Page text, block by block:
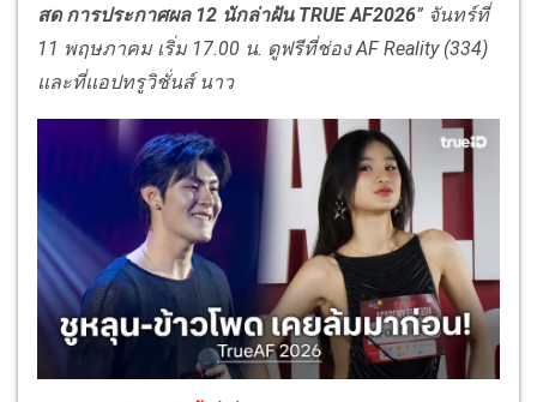
สด การประกาศผล 12 นักล่าฝัน TRUE AF2026” จันทร์ที่
11 พฤษภาคม เริ่ม 17.00 น. ดูฟรีที่ช่อง AF Reality (334)
และที่แอปทรูวิชั่นส์ นาว